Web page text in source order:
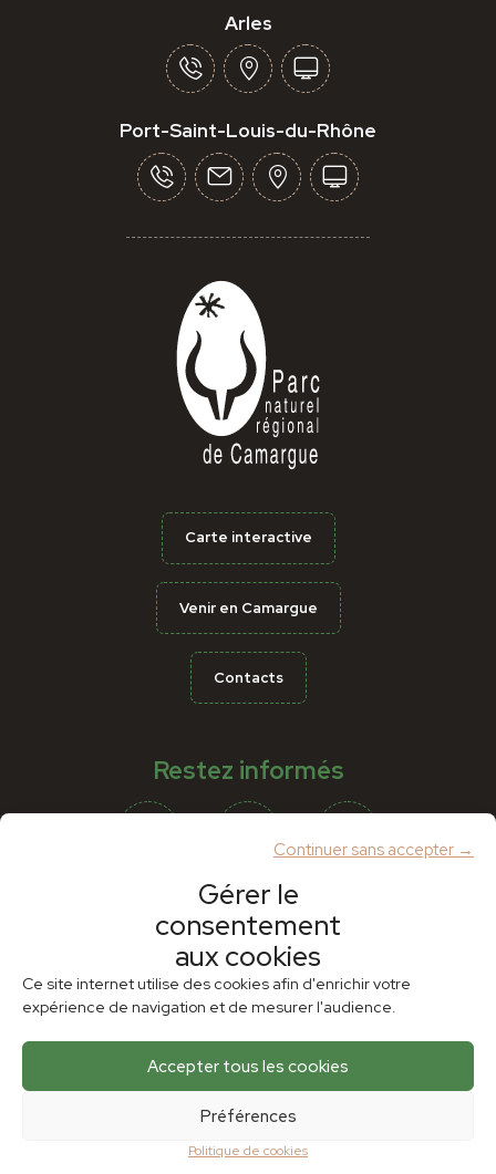
Gérer le
consentement
aux cookies
Ce site internet utilise des cookies afin d'enrichir votre
expérience de navigation et de mesurer l'audience.
Accepter tous les cookies
Continuer sans accepter →
Préférences
Politique de cookies
Arles
Port-Saint-Louis-du-Rhône
Carte interactive
Venir en Camargue
Contacts
Restez informés
Partenaires
Mentions légales Politique de cookies (UE)